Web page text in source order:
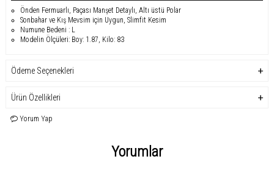
Önden Fermuarlı, Paçası Manşet Detaylı, Altı üstü Polar
Sonbahar ve Kış Mevsim için Uygun, Slimfit Kesim
Numune Bedeni : L
Modelin Ölçüleri: Boy: 1.87, Kilo: 83
Ödeme Seçenekleri
Ürün Özellikleri
Yorum Yap
Yorumlar